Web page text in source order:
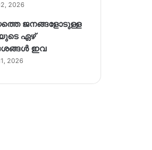
2026
ജനങ്ങളോടുള്ള
ഏഴ്
ഇവ
2026